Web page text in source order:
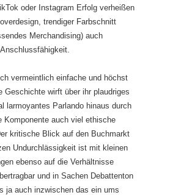
oder Instagram Erfolg verheißen
trendiger Farbschnitt
Merchandising) auch
vermeintlich einfache und höchst
Geschichte wirft über ihr plaudriges
larmoyantes Parlando hinaus durch
Komponente auch viel ethische
kritische Blick auf den Buchmarkt
Undurchlässigkeit ist mit kleinen
ebenso auf die Verhältnisse
und in Sachen Debattenton
ja auch inzwischen das ein ums